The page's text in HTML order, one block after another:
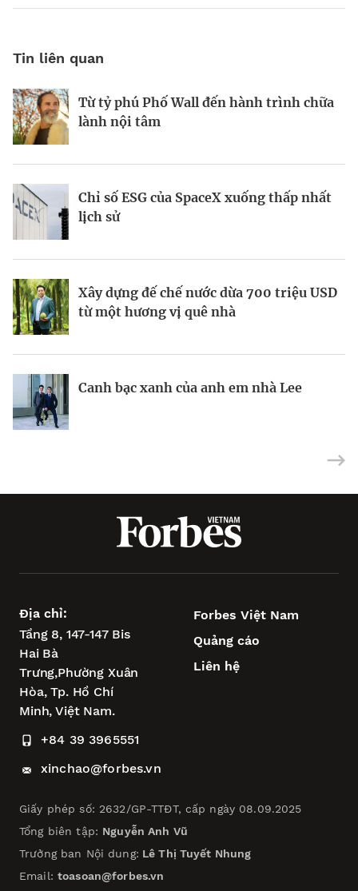
Tin liên quan
Từ tỷ phú Phố Wall đến hành trình chữa
lành nội tâm
Chỉ số ESG của SpaceX xuống thấp nhất
lịch sử
Xây dựng đế chế nước dừa 700 triệu USD
từ một hương vị quê nhà
Canh bạc xanh của anh em nhà Lee
Tầm nhìn AI của Sam Altman
Startup biến nút bịt tai thành “cơn sốt”
220 triệu USD
Galaxea AI: Startup 700 triệu USD đầy
tham vọng “soán ngôi” Tesla Optimus
BRANDCONNECT | Brand Contributor
Tầm nhìn của vị tỷ phú tái định nghĩa
Las Vegas
Kinh Bắc gia nhập lĩnh vực AI với dự án
tỷ đô
Todd Graves và đế chế 22 tỷ USD từ
miếng gà rán
Nhà sáng lập 25 tuổi và tham vọng lật
Địa chỉ:
Tầng 8, 147-147 Bis
Hai Bà
Trưng,Phường Xuân
Hòa,Tp. Hồ Chí
Minh, Việt Nam.
+84 39 3965551
xinchao@forbes.vn
Forbes Việt Nam
Quảng cáo
Liên hệ
Giấy phép số: 2632/GP-TTĐT, cấp ngày 08.09.2025
Tổng biên tập: Nguyễn Anh Vũ
Trưởng ban Nội dung: Lê Thị Tuyết Nhung
Email: toasoan@forbes.vn